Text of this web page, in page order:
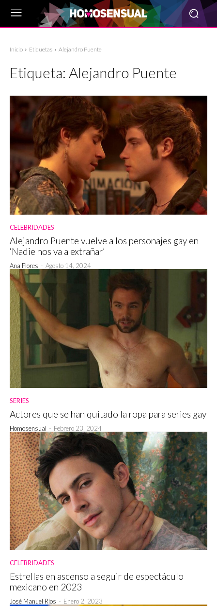
Inicio Etiquetas Alejandro Puente
Etiqueta: Alejandro Puente
CELEBRIDADES
Alejandro Puente vuelve a los personajes gay en
‘Nadie nos va a extrañar’
Ana Flores - Agosto 14, 2024
SERIES
Actores que se han quitado la ropa para series gay
Homosensual - Febrero 23, 2024
CELEBRIDADES
Estrellas en ascenso a seguir de espectáculo
mexicano en 2023
José Manuel Ríos - Enero 2, 2023